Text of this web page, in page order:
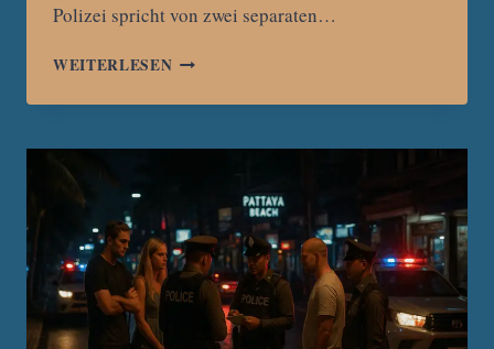
Polizei spricht von zwei separaten…
WEITERLESENZWEI
TOURISTEN
VON
PATTAYA
–
POLIZEI
PRÜFT
GETRENNTE
SPUREN